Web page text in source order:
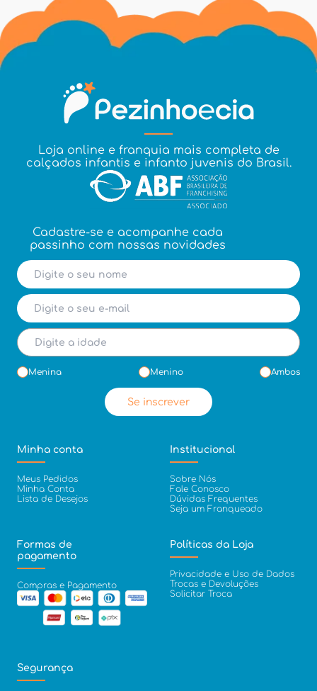
Loja online e franquia mais completa de
calçados infantis e infanto juvenis do Brasil.
Cadastre-se e acompanhe cada
passinho com nossas novidades
Menina Menino Ambos
Se inscrever
Minha conta
Meus Pedidos
Minha Conta
Lista de Desejos
Institucional
Sobre Nós
Fale Conosco
Dúvidas Frequentes
Seja um Franqueado
Formas de
pagamento
Compras e Pagamento
Políticas da Loja
Privacidade e Uso de Dados
Trocas e Devoluções
Solicitar Troca
Segurança